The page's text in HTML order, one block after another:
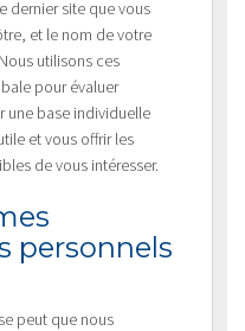
dernier site que vous
et le nom de votre
utilisons ces
pour évaluer
une base individuelle
et vous offrir les
de vous intéresser.
personnels
peut que nous